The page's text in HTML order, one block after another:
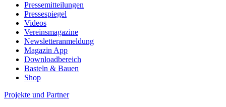
Pressemitteilungen
Pressespiegel
Videos
Vereinsmagazine
Newsletteranmeldung
Magazin App
Downloadbereich
Basteln & Bauen
Shop
Projekte und Partner